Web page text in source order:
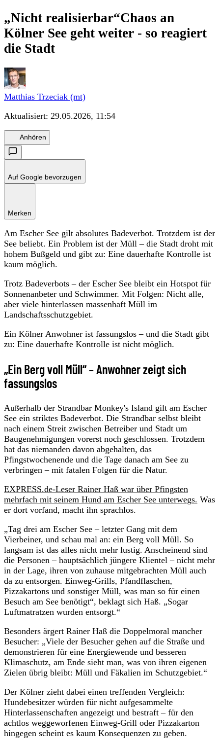
„Nicht realisierbar“Chaos an
Kölner See geht weiter - so reagiert
die Stadt
Matthias Trzeciak (mt)
Aktualisiert: 29.05.2026, 11:54
Anhören
Auf Google bevorzugen
Merken
Am Escher See gilt absolutes Badeverbot. Trotzdem ist der
See beliebt. Ein Problem ist der Müll – die Stadt droht mit
hohem Bußgeld und gibt zu: Eine dauerhafte Kontrolle ist
kaum möglich.
Trotz Badeverbots – der Escher See bleibt ein Hotspot für
Sonnenanbeter und Schwimmer. Mit Folgen: Nicht alle,
aber viele hinterlassen massenhaft Müll im
Landschaftsschutzgebiet.
Ein Kölner Anwohner ist fassungslos – und die Stadt gibt
zu: Eine dauerhafte Kontrolle ist nicht möglich.
„Ein Berg voll Müll“ – Anwohner zeigt sich
fassungslos
Außerhalb der Strandbar Monkey's Island gilt am Escher
See ein striktes Badeverbot. Die Strandbar selbst bleibt
nach einem Streit zwischen Betreiber und Stadt um
Baugenehmigungen vorerst noch geschlossen. Trotzdem
hat das niemanden davon abgehalten, das
Pfingstwochenende und die Tage danach am See zu
verbringen – mit fatalen Folgen für die Natur.
EXPRESS.de-Leser Rainer Haß war über Pfingsten
mehrfach mit seinem Hund am Escher See unterwegs. Was
er dort vorfand, macht ihn sprachlos.
„Tag drei am Escher See – letzter Gang mit dem
Vierbeiner, und schau mal an: ein Berg voll Müll. So
langsam ist das alles nicht mehr lustig. Anscheinend sind
die Personen – hauptsächlich jüngere Klientel – nicht mehr
in der Lage, ihren von zuhause mitgebrachten Müll auch
da zu entsorgen. Einweg-Grills, Pfandflaschen,
Pizzakartons und sonstiger Müll, was man so für einen
Besuch am See benötigt“, beklagt sich Haß. „Sogar
Luftmatratzen wurden entsorgt.“
Besonders ärgert Rainer Haß die Doppelmoral mancher
Besucher: „Viele der Besucher gehen auf die Straße und
demonstrieren für eine Energiewende und besseren
Klimaschutz, am Ende sieht man, was von ihren eigenen
Zielen übrig bleibt: Müll und Fäkalien im Schutzgebiet.“
Der Kölner zieht dabei einen treffenden Vergleich:
Hundebesitzer würden für nicht aufgesammelte
Hinterlassenschaften angezeigt und bestraft – für den
achtlos weggeworfenen Einweg-Grill oder Pizzakarton
hingegen scheint es kaum Konsequenzen zu geben.